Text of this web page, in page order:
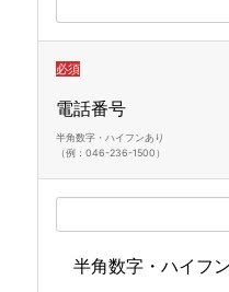
必須
電話番号
半角数字・ハイフンあり
（例：046-236-1500）
半角数字・ハイフ